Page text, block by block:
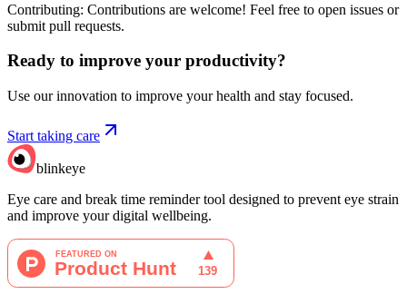
Contributing: Contributions are welcome! Feel free to open issues or
submit pull requests.
Ready to improve your productivity?
Use our innovation to improve your health and stay focused.
Start taking care
blinkeye
Eye care and break time reminder tool designed to prevent eye strain
and improve your digital wellbeing.